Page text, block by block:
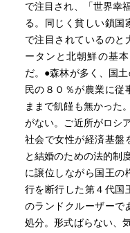
ブータンの政治につ
カ、そして北欧など
で注目され、「世界幸
る。同じく貧しい鎖国
で注目されているのと
ータンと北朝鮮の基
だ。●森林が多く、国
民の８０％が農業に従
ままで飢饉も無かった
がない。ご近所がロシ
社会で女性が経済基盤
と結婚のための法的制
に譲位しながら国王の
行を断行した第４代国
のランドクルーザーで
処分。形式ばらない、